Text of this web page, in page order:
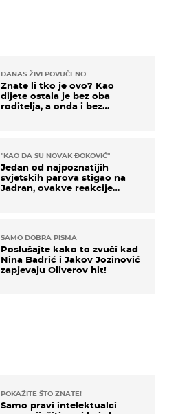
DANAS ŽIVI POVUČENO
Znate li tko je ovo? Kao
dijete ostala je bez oba
roditelja, a onda i bez
"KAO DA SU NOVAK ĐOKOVIĆ"
Jedan od najpoznatijih
svjetskih parova stigao na
Jadran, ovakve reakcije
SAMO DOBRA PISMA
Poslušajte kako to zvuči kad
Nina Badrić i Jakov Jozinović
zapjevaju Oliverov hit!
POKAŽITE ŠTO ZNATE!
Samo pravi intelektualci